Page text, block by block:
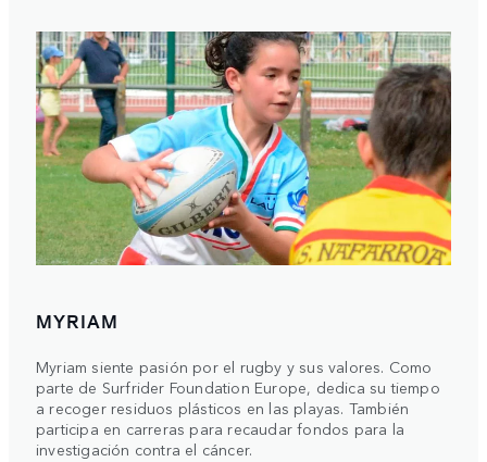
MYRIAM
Myriam siente pasión por el rugby y sus valores. Como
parte de Surfrider Foundation Europe, dedica su tiempo
a recoger residuos plásticos en las playas. También
participa en carreras para recaudar fondos para la
investigación contra el cáncer.